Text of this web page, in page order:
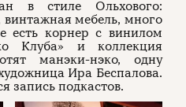
в стиле Ольхового:
винтажная мебель, много
есть корнер с винилом
Клуба» и коллекция
манэки-нэко, одну
Ира Беспалова.
запись подкастов.